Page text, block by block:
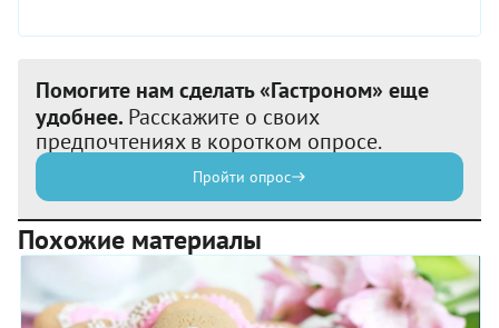
Помогите нам сделать «Гастроном» еще
удобнее. Расскажите о своих
предпочтениях в коротком опросе.
Пройти опрос
Похожие материалы